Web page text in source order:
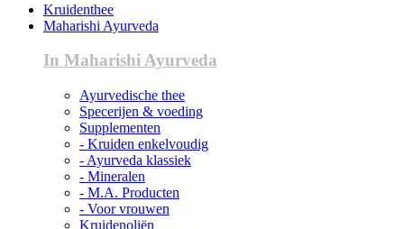
Kruidenthee
Maharishi Ayurveda
In Maharishi Ayurveda
Ayurvedische thee
Specerijen & voeding
Supplementen
- Kruiden enkelvoudig
- Ayurveda klassiek
- Mineralen
- M.A. Producten
- Voor vrouwen
Kruidenoliën